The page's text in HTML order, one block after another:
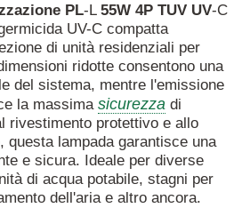
PL-L 55W 4P TUV UV-C
UV-C compatta
di unità residenziali per
ridotte consentono una
del sistema, mentre l'emissione
la massima sicurezza di
rivestimento protettivo e allo
questa lampada garantisce una
e sicura. Ideale per diverse
di acqua potabile, stagni per
dell'aria e altro ancora.